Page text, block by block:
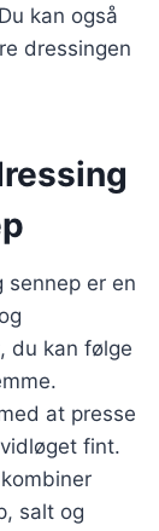
kan også
dressingen
sennep er en
du kan følge
at presse
fint.
salt og